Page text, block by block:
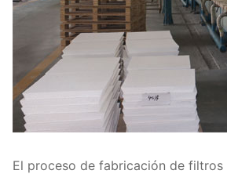
El proceso de fabricación de filtros